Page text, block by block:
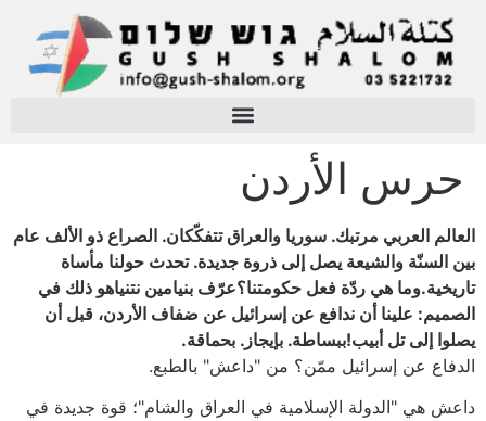
حرس الأردن
العالم العربي مرتبك. سوريا والعراق تتفكّكان. الصراع ذو الألف عام
بين السنّة والشيعة يصل إلى ذروة جديدة. تحدث حولنا مأساة
تاريخية.وما هي ردّة فعل حكومتنا؟عرّف بنيامين نتنياهو ذلك في
الصميم: علينا أن ندافع عن إسرائيل عن ضفاف الأردن، قبل أن
يصلوا إلى تل أبيب!ببساطة. بإيجاز. بحماقة.
الدفاع عن إسرائيل ممّن؟ من "داعش" بالطبع.
داعش هي "الدولة الإسلامية في العراق والشام"؛ قوة جديدة في